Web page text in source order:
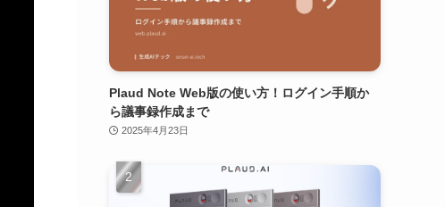
Plaud Note Web版の使い方！ログイン手順か
ら議事録作成まで
2025年4月23日